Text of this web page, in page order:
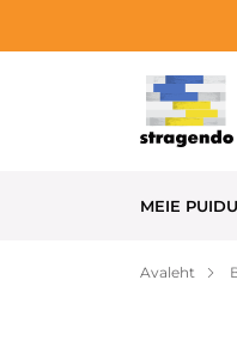
MEIE
Avaleht